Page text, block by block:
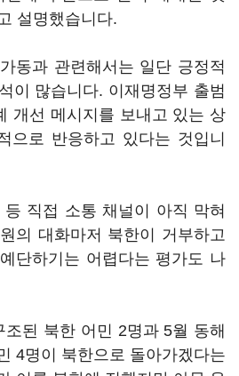
설명했습니다.
동과 관련해서는 일단 긍정적
이 많습니다. 이재명정부 출범
개선 메시지를 보내고 있는 상
으로 반응하고 있다는 것입니
직접 소통 채널이 아직 막혀
의 대화마저 북한이 거부하고
단하기는 어렵다는 평가도 나
된 북한 어민 2명과 5월 동해
4명이 북한으로 돌아가겠다는